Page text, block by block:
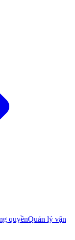
quyềnQuản lý vận